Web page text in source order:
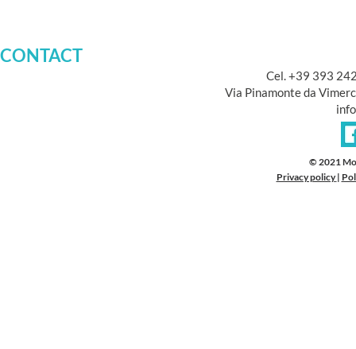
CONTACT
Cel. +39 393
Via Pinamonte da
© 2021
Privacy policy |